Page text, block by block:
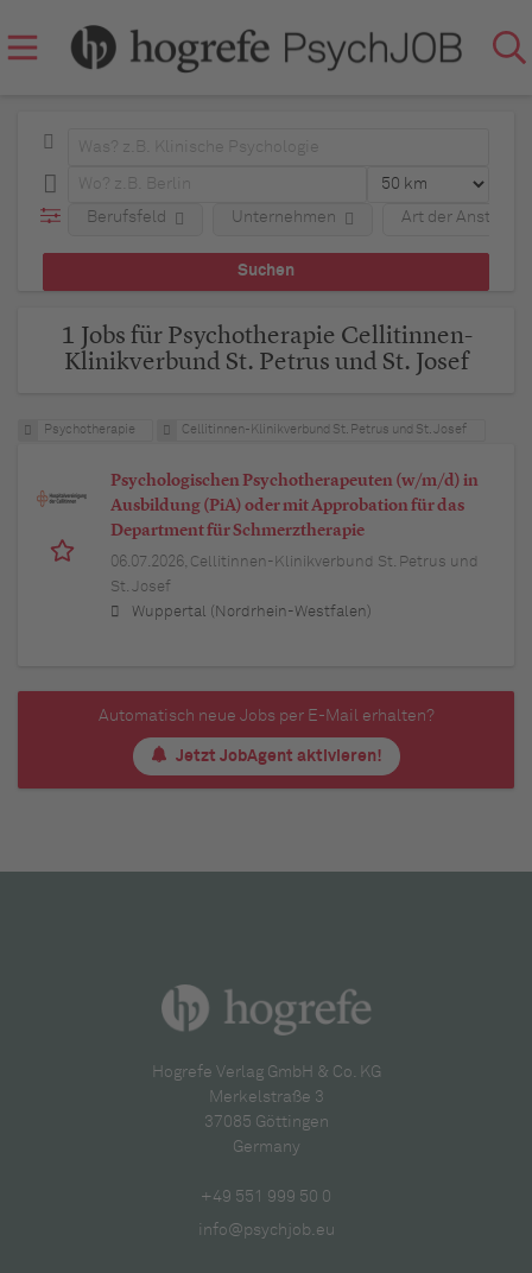
Berufsfeld Art der
Unternehmen
1 Jobs für Psychotherapie Cellitinnen-
Klinikverbund St. Petrus und St. Josef
Psychotherapie Cellitinnen-Klinikverbund St. Petrus und St. Josef
Psychologischen Psychotherapeuten (w/m/d) in
Ausbildung (PiA) oder mit Approbation für das
Department für Schmerztherapie
06.07.2026, Cellitinnen-Klinikverbund St. Petrus und
St. Josef
Wuppertal (Nordrhein-Westfalen)
Automatisch neue Jobs per E-Mail erhalten?
Jetzt JobAgent aktivieren!
Hogrefe Verlag GmbH & Co. KG
Merkelstraße 3
37085 Göttingen
Germany
+49 551 999 50 0
info@psychjob.eu